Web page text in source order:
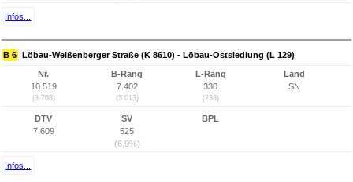
Infos...
B 6 Löbau-Weißenberger Straße (K 8610) - Löbau-Ostsiedlung (L 129)
Nr.
10.519
(3.768)
B-Rang
7.402
(5.013)
L-Rang
330
(238)
Land
SN
DTV
7.609
SV
525
(6,9%)
BPL
Infos...